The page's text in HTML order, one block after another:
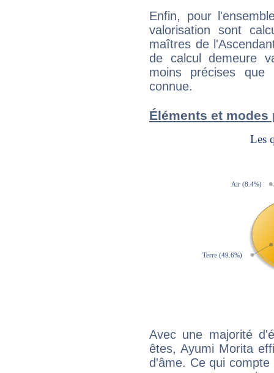
Enfin, pour
valorisation sont
maîtres de
de calcul demeure
moins précises que
connue.
Éléments et
Avec une majorité
êtes, Ayumi Morita
d'âme. Ce qui